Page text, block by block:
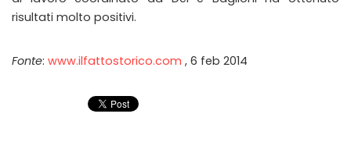
risultati molto positivi.
Fonte: www.ilfattostorico.com , 6 feb 2014